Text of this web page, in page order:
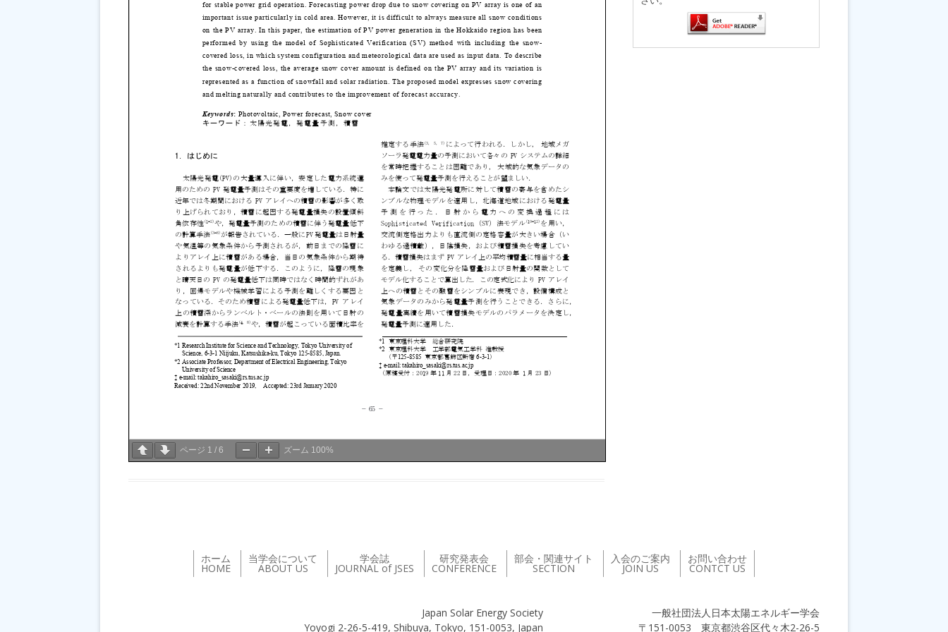
ページ 1 / 6 ズーム 100%
ホーム
HOME
当学会について
ABOUT US
学会誌
JOURNAL of JSES
研究発表会
CONFERENCE
部会・関連サイト
SECTION
入会のご案内
JOIN US
お問い合わせ
CONTCT US
一般社団法人日本太陽エネルギー学会
〒151-0053 東京都渋谷区代々木2-26-5
Japan Solar Energy Society
Yoyogi 2-26-5-419, Shibuya, Tokyo, 151-0053, Japan